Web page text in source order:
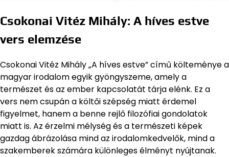
Csokonai Vitéz Mihály: A híves estve
vers elemzése
Csokonai Vitéz Mihály „A híves estve” című költeménye a
magyar irodalom egyik gyöngyszeme, amely a
természet és az ember kapcsolatát tárja elénk. Ez a
vers nem csupán a költői szépség miatt érdemel
figyelmet, hanem a benne rejlő filozófiai gondolatok
miatt is. Az érzelmi mélység és a természeti képek
gazdag ábrázolása mind az irodalomkedvelők, mind a
szakemberek számára különleges élményt nyújtanak.